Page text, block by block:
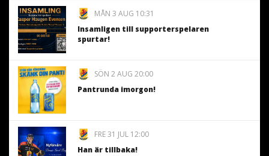
MÅN 3 AUG 10:31
Insamligen till supporterspelaren
spurtar!
SÖN 2 AUG 20:00
Pantrunda imorgon!
FRE 31 JUL 12:00
Han är tillbaka!